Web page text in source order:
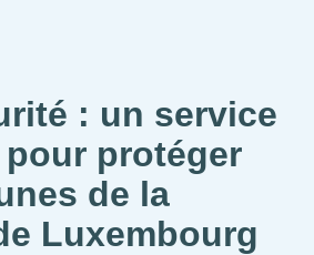
: un service
protéger
de la
Luxembourg